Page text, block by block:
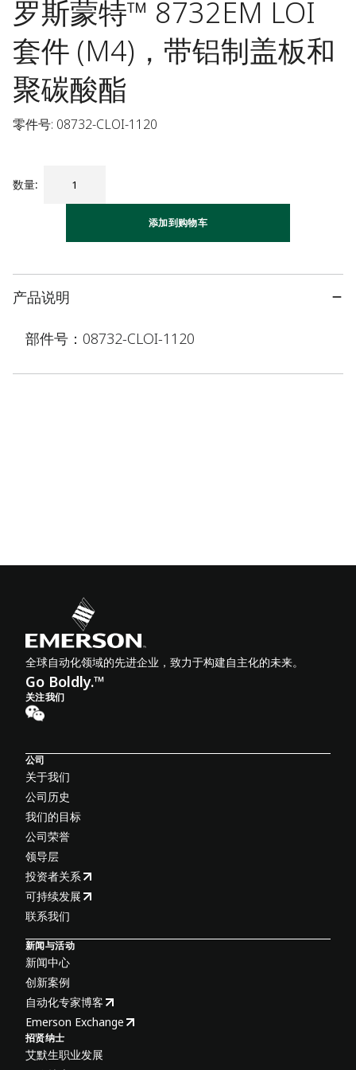
罗斯蒙特™ 8732EM LOI
套件 (M4)，带铝制盖板和
聚碳酸酯
零件号: 08732-CLOI-1120
数量:
添加到购物车
产品说明
部件号：08732-CLOI-1120
全球自动化领域的先进企业，致力于构建自主化的未来。
Go Boldly.™
关注我们
公司
关于我们
公司历史
我们的目标
公司荣誉
领导层
投资者关系
可持续发展
联系我们
新闻与活动
新闻中心
创新案例
自动化专家博客
Emerson Exchange
招贤纳士
艾默生职业发展